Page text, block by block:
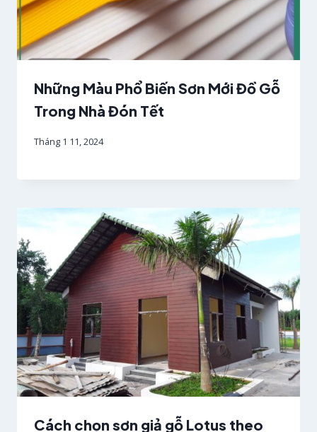
Những Màu Phổ Biến Sơn Mới Đồ Gỗ
Trong Nhà Đón Tết
Tháng 1 11, 2024
Cách chọn sơn giả gỗ Lotus theo